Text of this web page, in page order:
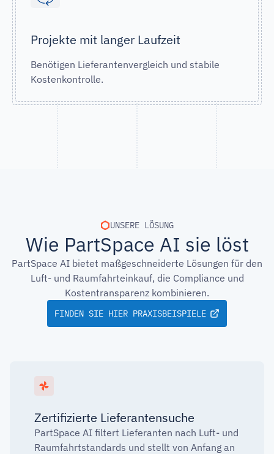
Projekte mit langer Laufzeit
Benötigen Lieferantenvergleich und stabile
Kostenkontrolle.
UNSERE LÖSUNG
Wie PartSpace AI sie löst
PartSpace AI bietet maßgeschneiderte Lösungen für den
Luft- und Raumfahrteinkauf, die Compliance und
Kostentransparenz kombinieren.
FINDEN SIE HIER PRAXISBEISPIELE
Zertifizierte Lieferantensuche
PartSpace AI filtert Lieferanten nach Luft- und
Raumfahrtstandards und stellt von Anfang an